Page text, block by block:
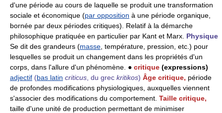
d'une période au cours de laquelle se produit une transformation
sociale et économique (par opposition à une période organique,
bornée par deux périodes critiques). Relatif à la démarche
philosophique pratiquée en particulier par Kant et Marx. Physique
Se dit des grandeurs (masse , température, pression, etc.) pour
lesquelles se produit un changement dans les propriétés d'un
corps, dans l'allure d'un phénomène. ● critique (expressions)
adjectif (bas latin criticus , du grec kritikos) Âge critique, période
de profondes modifications physiologiques, auxquelles viennent
s'associer des modifications du comportement. Taille critique,
taille d'une unité de production permettant de minimiser